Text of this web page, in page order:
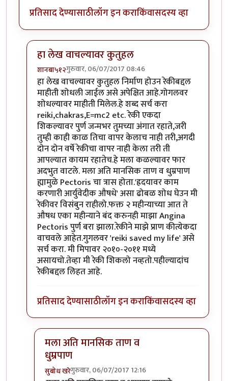
प्रतिसाद देण्यासाठीलॉग इन कराकिंवासदस्य व्हा
हा लेख वाचल्यावर कुतुहल
शानबा५१२गुरुवार, 06/07/2017 08:46
In reply toरेकी म्हणजे??? पूर्ण आणि सविस्तर सांगाल का??
हा लेख वाचल्यावर कुतुहल निर्माण होउन रेकीबद्दल
माहीती शोधली जाईल असे अपेक्षित आहे.गोगलवर
शोधल्यावर माहीती मिलेल.हे शब्द सर्च करा
reiki,chakras,E=mc2 etc. रेकी एकदा
शिकल्यावर पुर्ण जन्मभर तुमच्या अंगात रहाते,जरी
तुम्ही काही काळ तिचा वापर केलाच नाही तरी,अगदी
दोन दोन वर्षे रेकीचा वापर नाही केला तरी ती
आपल्यात कायम रहातेच.हे मला कळल्यावर फार
अदभुत वाटले. मला अति मानसिक ताण व धुम्रपाण
ह्यामुळे Pectoris चा त्रास होता.'ह्रदयावर काम
करणारी आर्युवेदीक औषधे' असा ढोबळ शोध घेउन मी
रेकीवर विसंबुन राहीलो.फक्त २ महीन्याच्या आत ते
औषध एका महीन्याने बंद करुनही माझा Angina
Pectoris पुर्ण बरा झाला.रेकीने माझे प्राण कीत्येकदा
वाचवले आहेत.गुगलवर 'reiki saved my life' असे
सर्च करा. मी मिपावर २०१०-२०११ मध्ये
असायचो.तेव्हा मी रेकी शिकलो नव्हतो.पहील्यादांच
रेकीबद्दल लिहत आहे.
प्रतिसाद देण्यासाठीलॉग इन कराकिंवासदस्य व्हा
मला अति मानसिक ताण व
धुम्रपाण
सुबोध खरेगुरुवार, 06/07/2017 12:16